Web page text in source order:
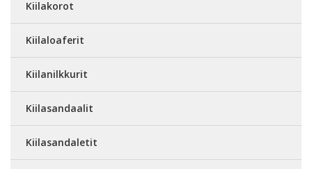
Kiilakorot
Kiilaloaferit
Kiilanilkkurit
Kiilasandaalit
Kiilasandaletit